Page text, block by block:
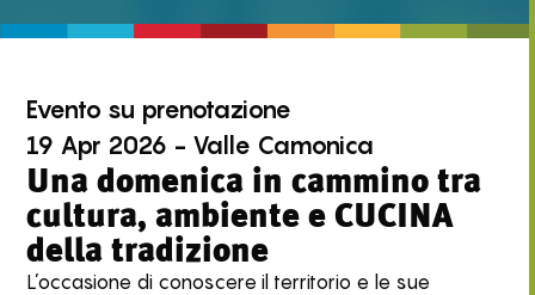
Evento su prenotazione
19 Apr 2026 - Valle Camonica
Una domenica in cammino tra
cultura, ambiente e CUCINA
della tradizione
L’occasione di conoscere il territorio e le sue